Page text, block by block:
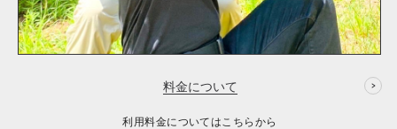
料金について
利用料金についてはこちらから